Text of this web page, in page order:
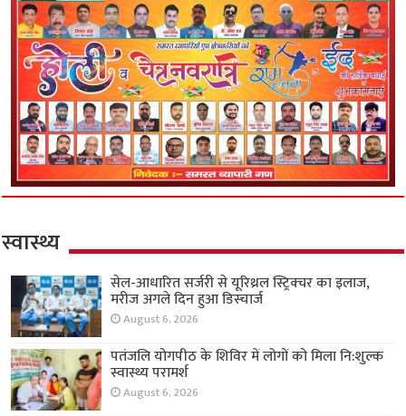
स्वास्थ्य
सेल-आधारित सर्जरी से यूरिथ्रल स्ट्रिक्चर का इलाज,
मरीज अगले दिन हुआ डिस्चार्ज
August 6, 2026
पतंजलि योगपीठ के शिविर में लोगों को मिला नि:शुल्क
स्वास्थ्य परामर्श
August 6, 2026